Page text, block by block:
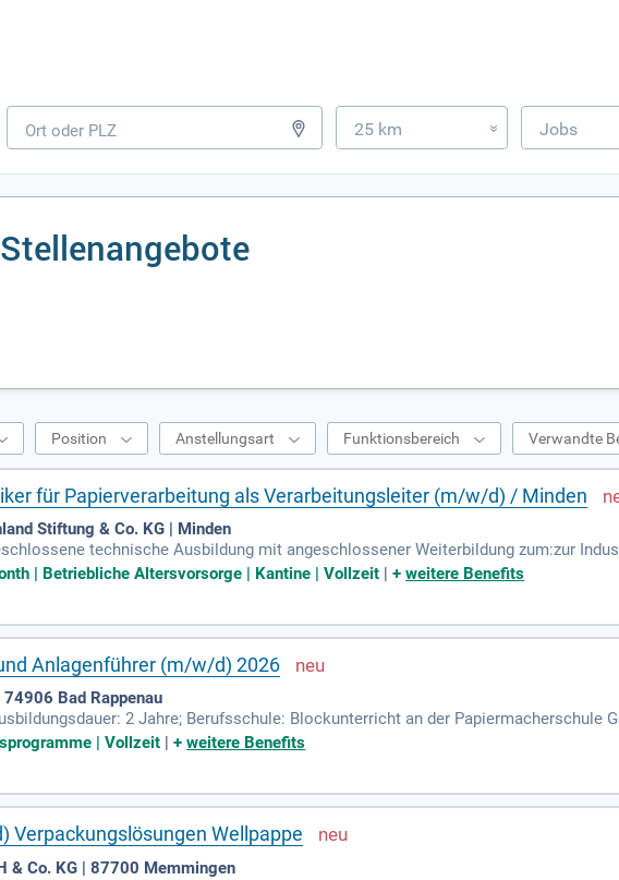
25 km » Jobs
Position Anstellungsart Funktionsbereich Verwandte
für Papierverarbeitung als Verarbeitungsleiter (m/w/d) / Minden
Stiftung & Co. KG | Minden
technische Ausbildung mit angeschlossener Weiterbildung zum:zur
fundierte Kenntnisse in der Herstellung und Verarbeitung von Wellpappe; Du
| Betriebliche Altersvorsorge | Kantine | Vollzeit |+weitere Benefits
Anlagenführer (m/w/d) 2026
74906 Bad Rappenau
2 Jahre; Berufsschule: Blockunterricht an der Papiermacherschule
Du erhältst 30 Tage Urlaub; Du bekommst Urlaubs- und Weihnachtsgeld; Wir
| Vollzeit |+weitere Benefits
Verpackungslösungen Wellpappe
& Co. KG | 87700 Memmingen